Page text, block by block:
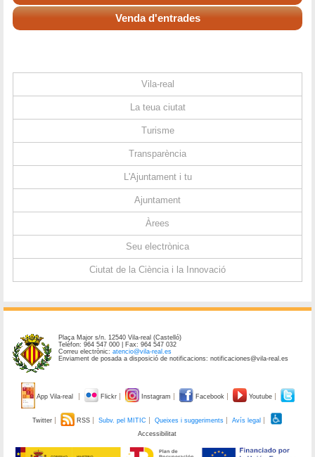
Venda d'entrades
Vila-real
La teua ciutat
Turisme
Transparència
L'Ajuntament i tu
Ajuntament
Àrees
Seu electrònica
Ciutat de la Ciència i la Innovació
Plaça Major s/n. 12540 Vila-real (Castelló)
Telèfon: 964 547 000 | Fax: 964 547 032
Correu electrònic:atencio@vila-real.es
Enviament de posada a disposició de notificacions: notificaciones@vila-real.es
App Vila-real Flickr Instagram Facebook Youtube
Twitter RSS Subv. pel MITIC Queixes i suggeriments
Avís legal
Accessibilitat